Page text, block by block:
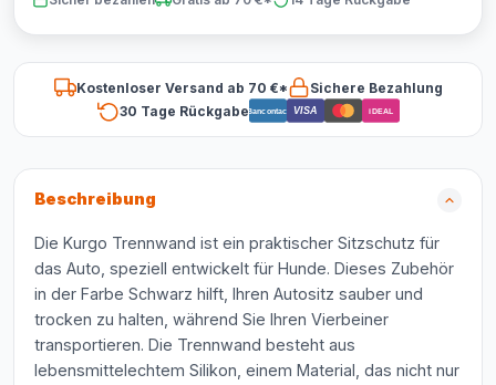
Kostenloser Versand ab 70 €*
Sichere Bezahlung
30 Tage RückgabeBancontact VISA iDEAL
Beschreibung
Die Kurgo Trennwand ist ein praktischer Sitzschutz für
das Auto, speziell entwickelt für Hunde. Dieses Zubehör
in der Farbe Schwarz hilft, Ihren Autositz sauber und
trocken zu halten, während Sie Ihren Vierbeiner
transportieren. Die Trennwand besteht aus
lebensmittelechtem Silikon, einem Material, das nicht nur